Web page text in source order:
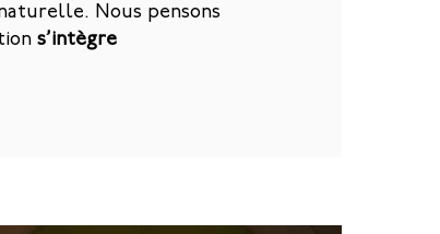
Nous pensons
s’intègre